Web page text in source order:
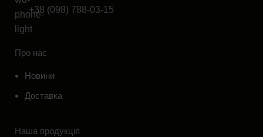
+38 (098) 788-03-15
Про нас
Новини
Доставка
Наша продукція